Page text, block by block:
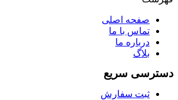
صفحه اصلی
تماس با ما
درباره ما
بلاگ
دسترسی سریع
ثبت سفارش